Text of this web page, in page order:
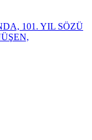
101. YIL SÖZÜ